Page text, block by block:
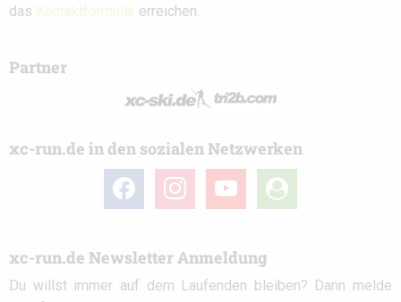
das Kontaktformular erreichen.
Partner
xc-run.de in den sozialen Netzwerken
facebook instagramyoutube
user-
circle
xc-run.de Newsletter Anmeldung
Du willst immer auf dem Laufenden bleiben? Dann melde